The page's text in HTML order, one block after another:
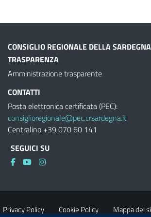
CONSIGLIO REGIONALE DELLA SARDEGNA
TRASPARENZA
Amministrazione trasparente
CONTATTI
Posta elettronica certificata (PEC):
consiglioregionale@pec.crsardegna.it
Centralino +39 070 60 141
SEGUICI SU
Privacy Policy Cookie Policy Mappa del